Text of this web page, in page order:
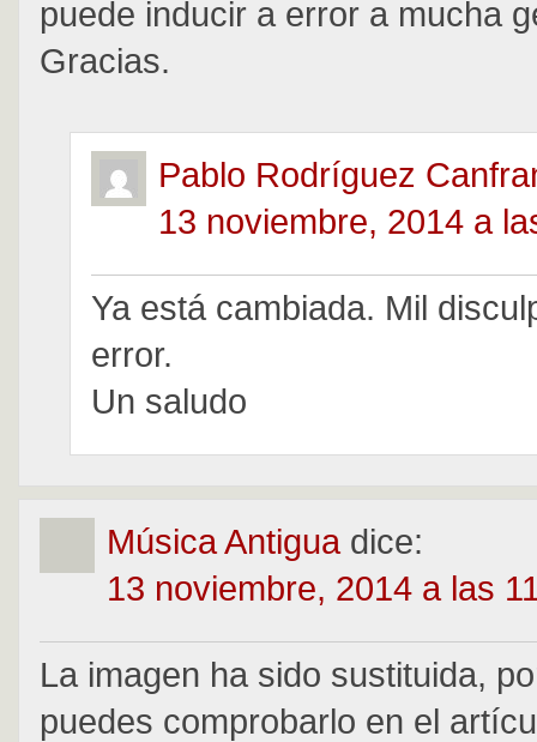
puede inducir a error a mucha
Gracias.
Pablo Rodríguez
13 noviembre, 2014 a
Ya está cambiada. Mil
error.
Un saludo
Música Antigua dice:
13 noviembre, 2014 a las
La imagen ha sido sustituida,
puedes comprobarlo en el